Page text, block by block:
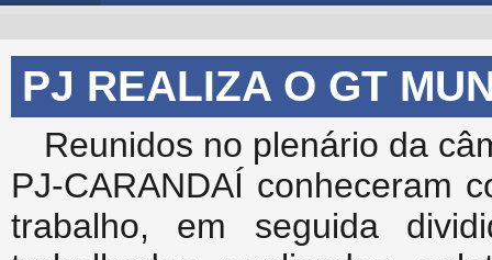
PJ REALIZA O GT
Reunidos no plenário da
PJ-CARANDAÍ conheceram
trabalho, em seguida